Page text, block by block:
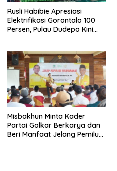
Rusli Habibie Apresiasi
Elektrifikasi Gorontalo 100
Persen, Pulau Dudepo Kini
Misbakhun Minta Kader
Partai Golkar Berkarya dan
Beri Manfaat Jelang Pemilu